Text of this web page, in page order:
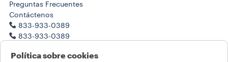
Preguntas Frecuentes
Contáctenos
833-933-0389
833-933-0389
Notas legales
Política sobre cookies